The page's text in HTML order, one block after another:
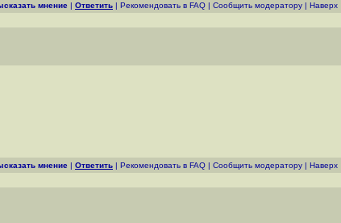
мнение | Ответить | Рекомендовать в FAQ | Cообщить модератору | Наверх
мнение | Ответить | Рекомендовать в FAQ | Cообщить модератору | Наверх